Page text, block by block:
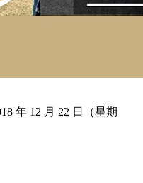
年 12 月 22 日（星期